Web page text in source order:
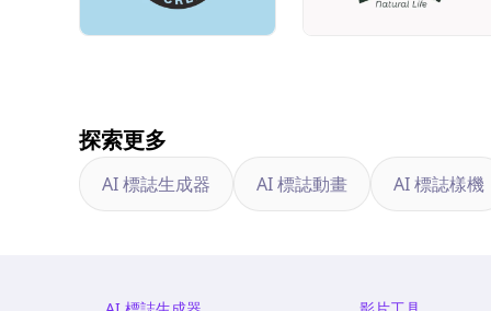
探索更多
AI 標誌生成器 AI 標誌動畫 AI 標誌樣機